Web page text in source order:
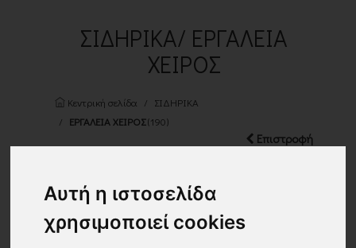
Αυτή η ιστοσελίδα
χρησιμοποιεί cookies
ΣΙΔΗΡΙΚΑ/ ΕΡΓΑΛΕΙΑ
ΧΕΙΡΟΣ
Κεντρική σελίδα
ΣΙΔΗΡΙΚΑ
ΕΡΓΑΛΕΙΑ ΧΕΙΡΟΣ(190)
Επιστροφή
Τα νεότερα 24 ΠΡΟΙΟΝΤΑ